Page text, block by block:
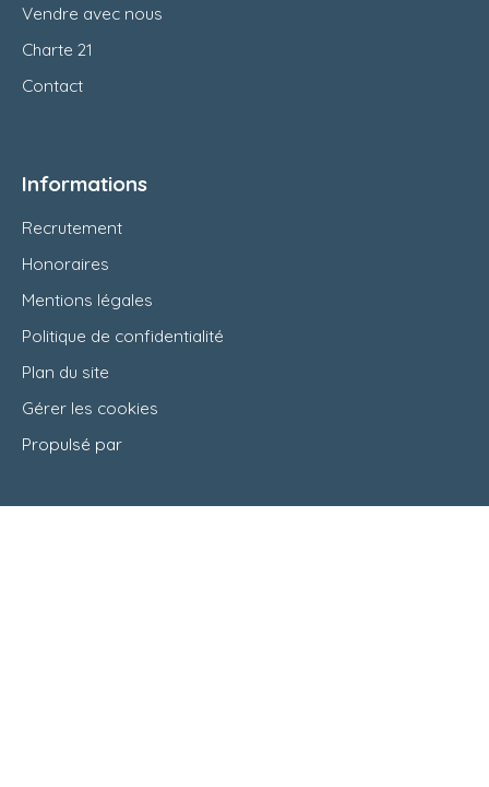
Vendre avec nous
Charte 21
Contact
Informations
Recrutement
Honoraires
Mentions légales
Politique de confidentialité
Plan du site
Gérer les cookies
Propulsé par